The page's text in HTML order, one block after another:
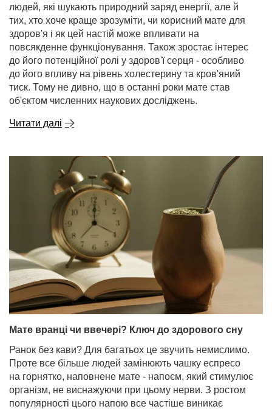
людей, які шукають природний заряд енергії, але й
тих, хто хоче краще зрозуміти, чи корисний мате для
здоров'я і як цей настій може впливати на
повсякденне функціонування. Також зростає інтерес
до його потенційної ролі у здоров'ї серця - особливо
до його впливу на рівень холестерину та кров'яний
тиск. Тому не дивно, що в останні роки мате став
об'єктом численних наукових досліджень.
Читати далі
Мате вранці чи ввечері? Ключ до здорового сну
Ранок без кави? Для багатьох це звучить немислимо.
Проте все більше людей замінюють чашку еспресо
на горнятко, наповнене мате - напоєм, який стимулює
організм, не виснажуючи при цьому нерви. З ростом
популярності цього напою все частіше виникає